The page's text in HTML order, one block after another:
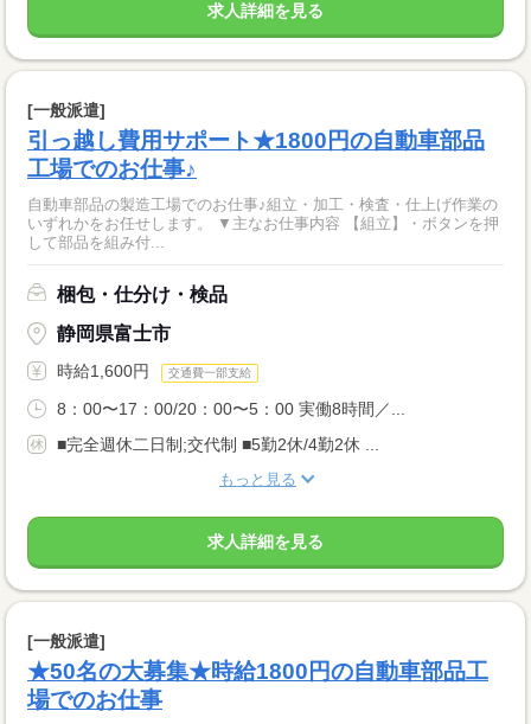
求人詳細を見る
[一般派遣]
引っ越し費用サポート★1800円の自動車部品
工場でのお仕事♪
自動車部品の製造工場でのお仕事♪組立・加工・検査・仕上げ作業の
いずれかをお任せします。 ▼主なお仕事内容 【組立】・ボタンを押
して部品を組み付...
梱包・仕分け・検品
静岡県富士市
時給1,600円 交通費一部支給
8：00〜17：00/20：00〜5：00 実働8時間／...
■完全週休二日制;交代制 ■5勤2休/4勤2休 ...
もっと見る
求人詳細を見る
[一般派遣]
★50名の大募集★時給1800円の自動車部品工
場でのお仕事